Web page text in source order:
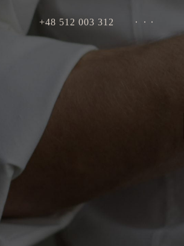
+48 512 003 312 . . .